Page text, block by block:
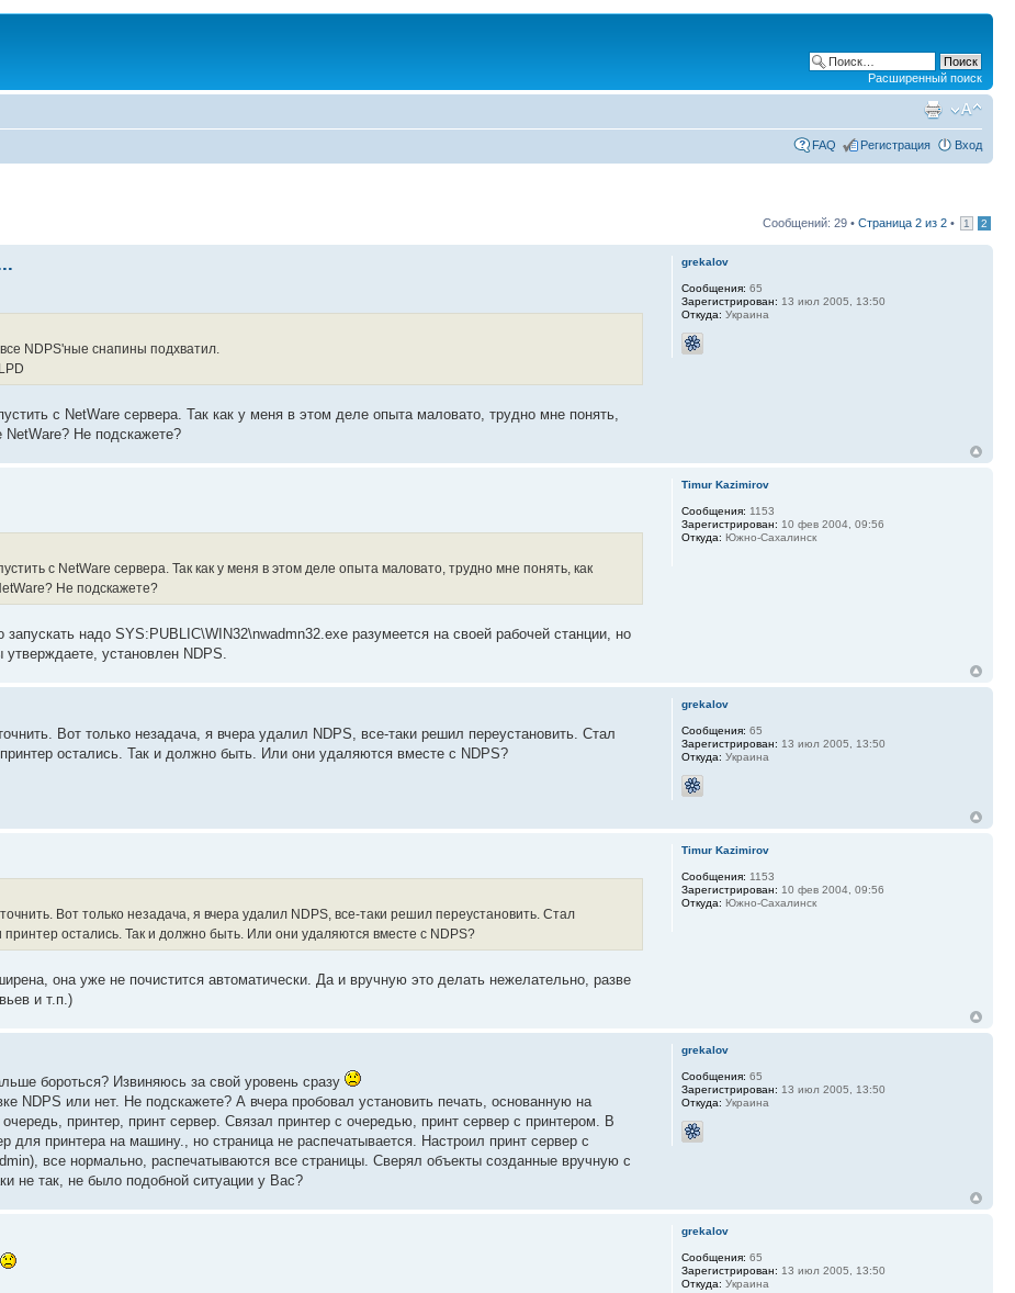
Расширенный поиск
FAQ Регистрация Вход
Сообщений: 29 • Страница 2 из 2 • 1 2
NDPS'ные снапины подхватил.
с NetWare сервера. Так как у меня в этом деле опыта маловато, трудно мне понять,
NetWare? Не подскажете?
grekalov
Сообщения: 65
Зарегистрирован: 13 июл 2005, 13:50
Откуда: Украина
с NetWare сервера. Так как у меня в этом деле опыта маловато, трудно мне понять, как
Не подскажете?
надо SYS:PUBLIC\WIN32\nwadmn32.exe разумеется на своей рабочей станции, но
установлен NDPS.
Timur Kazimirov
Сообщения: 1153
Зарегистрирован: 10 фев 2004, 09:56
Откуда: Южно-Сахалинск
Вот только незадача, я вчера удалил NDPS, все-таки решил переустановить. Стал
остались. Так и должно быть. Или они удаляются вместе с NDPS?
grekalov
Сообщения: 65
Зарегистрирован: 13 июл 2005, 13:50
Откуда: Украина
Вот только незадача, я вчера удалил NDPS, все-таки решил переустановить. Стал
остались. Так и должно быть. Или они удаляются вместе с NDPS?
она уже не почистится автоматически. Да и вручную это делать нежелательно, разве
и т.п.)
Timur Kazimirov
Сообщения: 1153
Зарегистрирован: 10 фев 2004, 09:56
Откуда: Южно-Сахалинск
бороться? Извиняюсь за свой уровень сразу
NDPS или нет. Не подскажете? А вчера пробовал установить печать, основанную на
принтер, принт сервер. Связал принтер с очередью, принт сервер с принтером. В
для принтера на машину., но страница не распечатывается. Настроил принт сервер с
все нормально, распечатываются все страницы. Сверял объекты созданные вручную с
не так, не было подобной ситуации у Вас?
grekalov
Сообщения: 65
Зарегистрирован: 13 июл 2005, 13:50
Откуда: Украина
grekalov
Сообщения: 65
Зарегистрирован: 13 июл 2005, 13:50
Откуда: Украина